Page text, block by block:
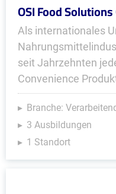
OSI Food
Als internationales
seit Jahrzehnten
Convenience
Branche:
3 Ausbildungen
1 Standort